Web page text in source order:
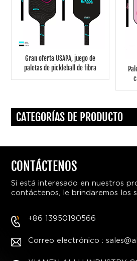
Gran oferta USAPA, juego de
paletas de pickleball de fibra
CATEGORÍAS DE PRODUCTO
CONTÁCTENOS
Si está interesado en nuestros
contáctenos, le brindaremos los
+86 13950190566
Correo electrónico :